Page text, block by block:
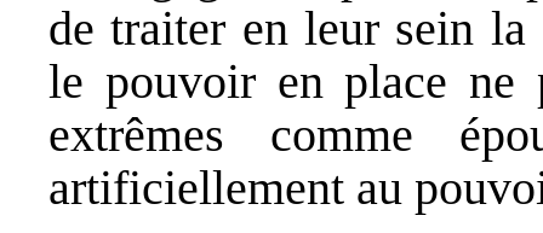
de traiter en leur sein la
le pouvoir en place ne
extrêmes comme
artificiellement au